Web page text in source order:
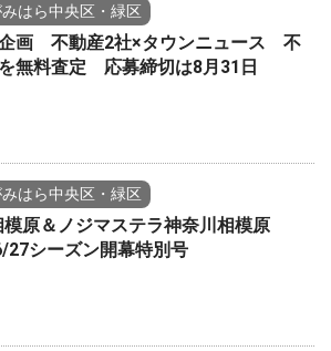
みはら中央区・緑区
画 不動産2社×タウンニュース 不
無料査定 応募締切は8月31日
みはら中央区・緑区
模原＆ノジマステラ神奈川相模原
27シーズン開幕特別号